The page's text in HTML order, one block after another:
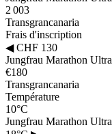
2 003
Transgrancanaria
Frais d'inscription
◀CHF 130
Jungfrau Marathon Ultra
€180
Transgrancanaria
Température
10°C
Jungfrau Marathon Ultra